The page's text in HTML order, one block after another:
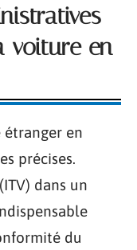
voiture en
en
précises.
(ITV) dans un
du